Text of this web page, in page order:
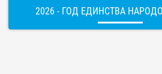
2026 - ГОД ЕДИНСТВА